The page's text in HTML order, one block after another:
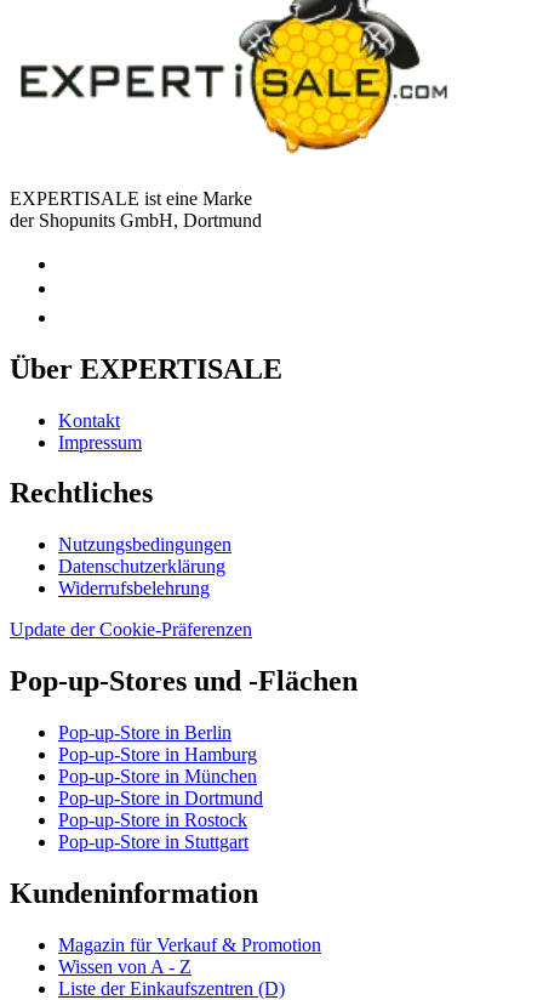
EXPERTISALE ist eine Marke
der Shopunits GmbH, Dortmund
Über EXPERTISALE
Kontakt
Impressum
Rechtliches
Nutzungsbedingungen
Datenschutzerklärung
Widerrufsbelehrung
Update der Cookie-Präferenzen
Pop-up-Stores und -Flächen
Pop-up-Store in Berlin
Pop-up-Store in Hamburg
Pop-up-Store in München
Pop-up-Store in Dortmund
Pop-up-Store in Rostock
Pop-up-Store in Stuttgart
Kundeninformation
Magazin für Verkauf & Promotion
Wissen von A - Z
Liste der Einkaufszentren (D)